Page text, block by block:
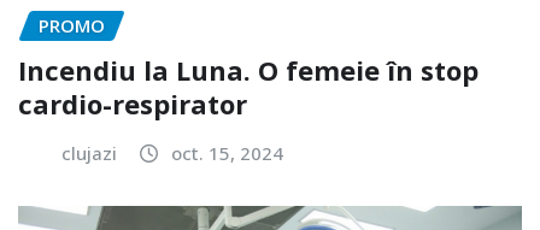
PROMO
Incendiu la Luna. O femeie în stop
cardio-respirator
clujazi oct. 15, 2024